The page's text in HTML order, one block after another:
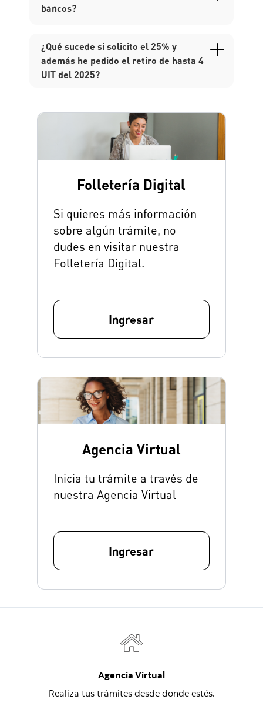
bancos?
¿Qué sucede si solicito el 25% y
además he pedido el retiro de hasta 4
UIT del 2025?
Folletería Digital
Si quieres más información
sobre algún trámite, no
dudes en visitar nuestra
Folletería Digital.
Ingresar
Agencia Virtual
Inicia tu trámite a través de
nuestra Agencia Virtual
Ingresar
Agencia Virtual
Realiza tus trámites desde donde estés.